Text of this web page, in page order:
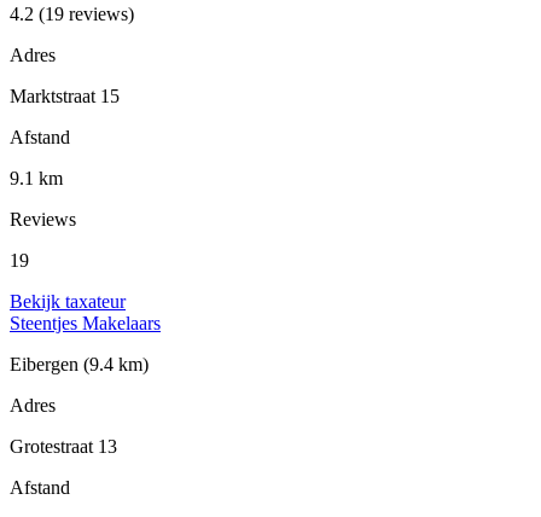
4.2 (19 reviews)
Adres
Marktstraat 15
Afstand
9.1 km
Reviews
19
Bekijk taxateur
Steentjes Makelaars
Eibergen (9.4 km)
Adres
Grotestraat 13
Afstand